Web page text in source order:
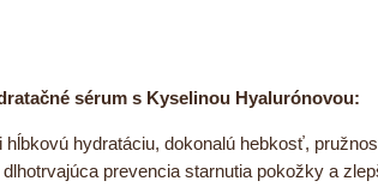
sérum s Kyselinou Hyalurónovou:
hĺbkovú hydratáciu, dokonalú hebkosť,
dlhotrvajúca prevencia starnutia pokožky a